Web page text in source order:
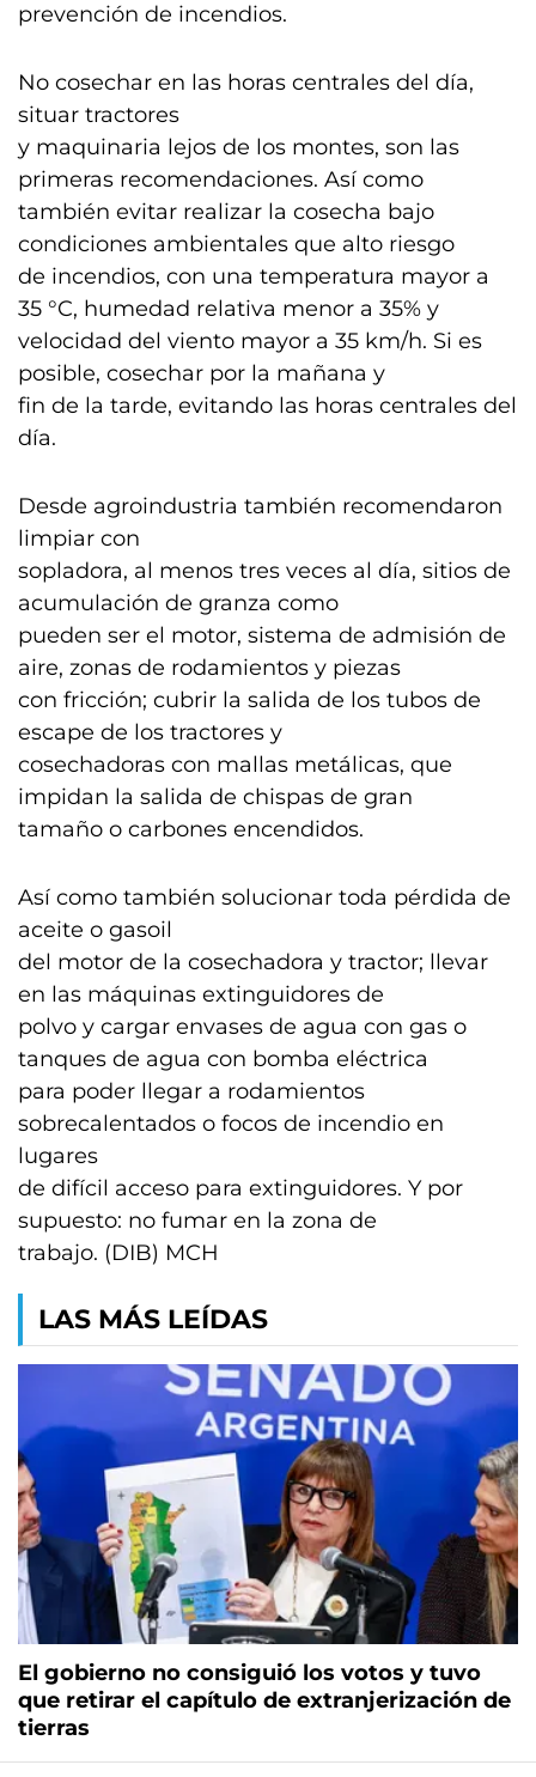
prevención de incendios.
No cosechar en las horas centrales del día,
situar tractores
y maquinaria lejos de los montes, son las
primeras recomendaciones. Así como
también evitar realizar la cosecha bajo
condiciones ambientales que alto riesgo
de incendios, con una temperatura mayor a
35 °C, humedad relativa menor a 35% y
velocidad del viento mayor a 35 km/h. Si es
posible, cosechar por la mañana y
fin de la tarde, evitando las horas centrales del
día.
Desde agroindustria también recomendaron
limpiar con
sopladora, al menos tres veces al día, sitios de
acumulación de granza como
pueden ser el motor, sistema de admisión de
aire, zonas de rodamientos y piezas
con fricción; cubrir la salida de los tubos de
escape de los tractores y
cosechadoras con mallas metálicas, que
impidan la salida de chispas de gran
tamaño o carbones encendidos.
Así como también solucionar toda pérdida de
aceite o gasoil
del motor de la cosechadora y tractor; llevar
en las máquinas extinguidores de
polvo y cargar envases de agua con gas o
tanques de agua con bomba eléctrica
para poder llegar a rodamientos
sobrecalentados o focos de incendio en
lugares
de difícil acceso para extinguidores. Y por
supuesto: no fumar en la zona de
trabajo. (DIB) MCH
LAS MÁS LEÍDAS
El gobierno no consiguió los votos y tuvo
que retirar el capítulo de extranjerización de
tierras